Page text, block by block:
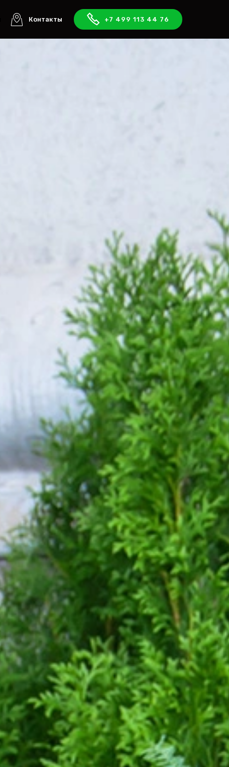
Контакты +7 499 113 44 76